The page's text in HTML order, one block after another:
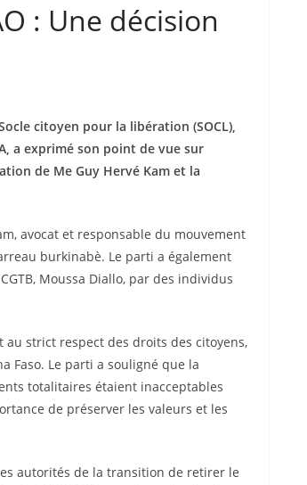
: Une décision
citoyen pour la libération (SOCL),
a exprimé son point de vue sur
de Me Guy Hervé Kam et la
avocat et responsable du mouvement
burkinabè. Le parti a également
Moussa Diallo, par des individus
au strict respect des droits des citoyens,
Faso. Le parti a souligné que la
totalitaires étaient inacceptables
de préserver les valeurs et les
autorités de la transition de retirer le